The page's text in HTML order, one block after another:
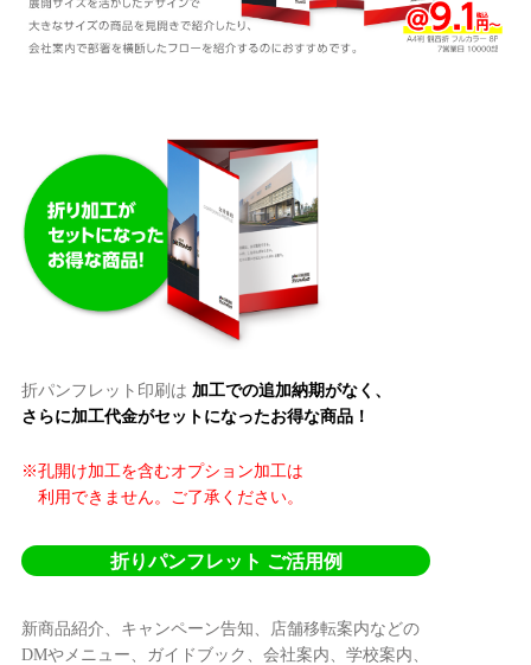
折パンフレット印刷は 加工での追加納期がなく、
さらに加工代金がセットになったお得な商品！
※孔開け加工を含むオプション加工は
利用できません。ご了承ください。
折りパンフレット ご活用例
新商品紹介、キャンペーン告知、店舗移転案内などの
DMやメニュー、ガイドブック、会社案内、学校案内、